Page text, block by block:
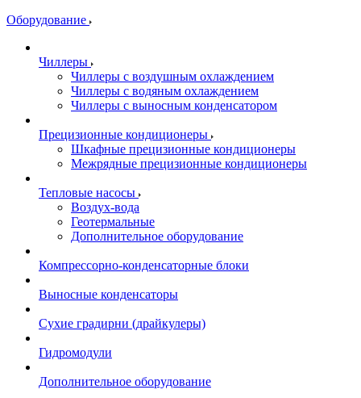
Оборудование
Чиллеры
Чиллеры с воздушным охлаждением
Чиллеры с водяным охлаждением
Чиллеры с выносным конденсатором
Прецизионные кондиционеры
Шкафные прецизионные кондиционеры
Межрядные прецизионные кондиционеры
Тепловые насосы
Воздух-вода
Геотермальные
Дополнительное оборудование
Компрессорно-конденсаторные блоки
Выносные конденсаторы
Сухие градирни (драйкулеры)
Гидромодули
Дополнительное оборудование